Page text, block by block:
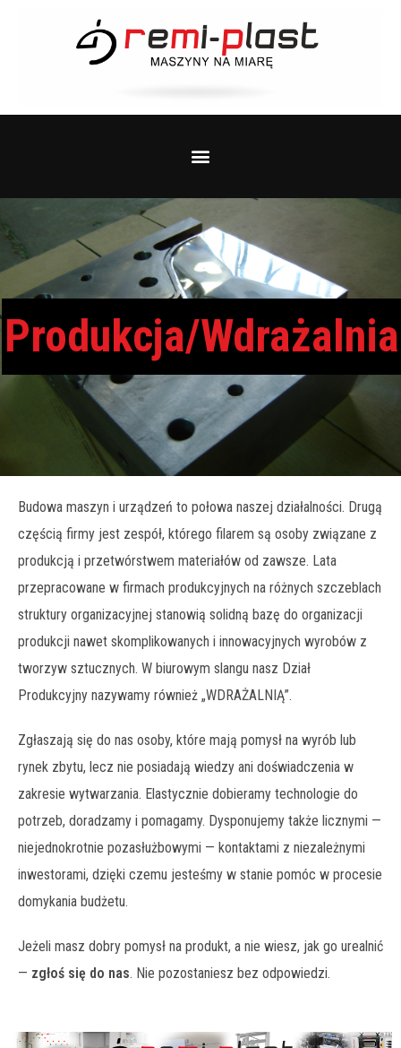
Produkcja/Wdrażalnia
Budowa maszyn i urządzeń to połowa naszej działalności. Drugą
częścią firmy jest zespół, którego filarem są osoby związane z
produkcją i przetwórstwem materiałów od zawsze. Lata
przepracowane w firmach produkcyjnych na różnych szczeblach
struktury organizacyjnej stanowią solidną bazę do organizacji
produkcji nawet skomplikowanych i innowacyjnych wyrobów z
tworzyw sztucznych. W biurowym slangu nasz Dział
Produkcyjny nazywamy również „WDRAŻALNIĄ”.
Zgłaszają się do nas osoby, które mają pomysł na wyrób lub
rynek zbytu, lecz nie posiadają wiedzy ani doświadczenia w
zakresie wytwarzania. Elastycznie dobieramy technologie do
potrzeb, doradzamy i pomagamy. Dysponujemy także licznymi —
niejednokrotnie pozasłużbowymi — kontaktami z niezależnymi
inwestorami, dzięki czemu jesteśmy w stanie pomóc w procesie
domykania budżetu.
Jeżeli masz dobry pomysł na produkt, a nie wiesz, jak go urealnić
— zgłoś się do nas. Nie pozostaniesz bez odpowiedzi.